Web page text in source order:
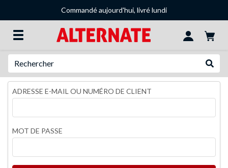
Commandé aujourd'hui, livré lundi
ADRESSE E-MAIL OU NUMÉRO DE CLIENT
MOT DE PASSE